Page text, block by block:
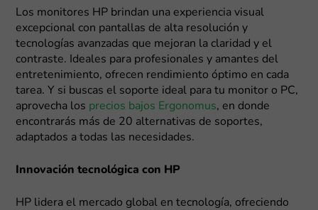
Los monitores HP brindan una experiencia visual
excepcional con pantallas de alta resolución y
tecnologías avanzadas que mejoran la claridad y el
contraste. Ideales para profesionales y amantes del
entretenimiento, ofrecen rendimiento óptimo en cada
tarea. Y si buscas el soporte ideal para tu monitor o PC,
aprovecha los precios bajos Ergonomus, en donde
encontrarás más de 20 alternativas de soportes,
adaptados a todas las necesidades.
Innovación tecnológica con HP
HP lidera el mercado global en tecnología, ofreciendo